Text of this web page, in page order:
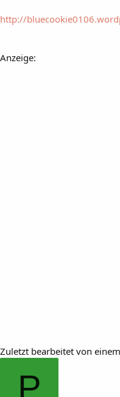
http://
Anzeige:
Zuletzt bearbeitet von
P